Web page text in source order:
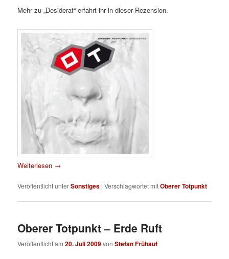
Mehr zu „Desiderat“ erfahrt ihr in dieser Rezension.
Weiterlesen →
Veröffentlicht unterSonstiges |Verschlagwortet mitOberer Totpunkt
Oberer Totpunkt – Erde Ruft
Veröffentlicht am20. Juli 2009vonStefan Frühauf